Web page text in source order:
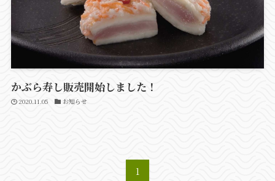
かぶら寿し販売開始しました！
2020.11.05 お知らせ
1